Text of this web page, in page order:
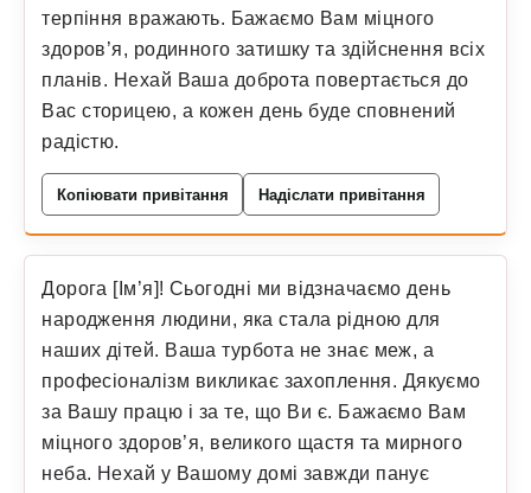
терпіння вражають. Бажаємо Вам міцного
здоров’я, родинного затишку та здійснення всіх
планів. Нехай Ваша доброта повертається до
Вас сторицею, а кожен день буде сповнений
радістю.
Копіювати привітання Надіслати привітання
Дорога [Ім’я]! Сьогодні ми відзначаємо день
народження людини, яка стала рідною для
наших дітей. Ваша турбота не знає меж, а
професіоналізм викликає захоплення. Дякуємо
за Вашу працю і за те, що Ви є. Бажаємо Вам
міцного здоров’я, великого щастя та мирного
неба. Нехай у Вашому домі завжди панує